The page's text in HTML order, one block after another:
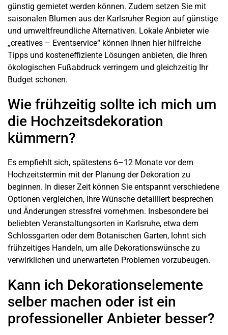
günstig gemietet werden können. Zudem setzen Sie mit
saisonalen Blumen aus der Karlsruher Region auf günstige
und umweltfreundliche Alternativen. Lokale Anbieter wie
„creatives – Eventservice“ können Ihnen hier hilfreiche
Tipps und kosteneffiziente Lösungen anbieten, die Ihren
ökologischen Fußabdruck verringern und gleichzeitig Ihr
Budget schonen.
Wie frühzeitig sollte ich mich um
die Hochzeitsdekoration
kümmern?
Es empfiehlt sich, spätestens 6–12 Monate vor dem
Hochzeitstermin mit der Planung der Dekoration zu
beginnen. In dieser Zeit können Sie entspannt verschiedene
Optionen vergleichen, Ihre Wünsche detailliert besprechen
und Änderungen stressfrei vornehmen. Insbesondere bei
beliebten Veranstaltungsorten in Karlsruhe, etwa dem
Schlossgarten oder dem Botanischen Garten, lohnt sich
frühzeitiges Handeln, um alle Dekorationswünsche zu
verwirklichen und unerwarteten Problemen vorzubeugen.
Kann ich Dekorationselemente
selber machen oder ist ein
professioneller Anbieter besser?